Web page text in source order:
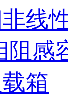
线
阻感
箱